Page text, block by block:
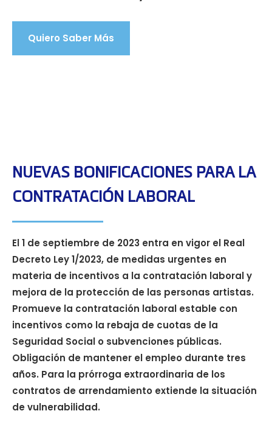
Quiero Saber Más
NUEVAS BONIFICACIONES PARA LA
CONTRATACIÓN LABORAL
El 1 de septiembre de 2023 entra en vigor el Real
Decreto Ley 1/2023, de medidas urgentes en
materia de incentivos a la contratación laboral y
mejora de la protección de las personas artistas.
Promueve la contratación laboral estable con
incentivos como la rebaja de cuotas de la
Seguridad Social o subvenciones públicas.
Obligación de mantener el empleo durante tres
años. Para la prórroga extraordinaria de los
contratos de arrendamiento extiende la situación
de vulnerabilidad.